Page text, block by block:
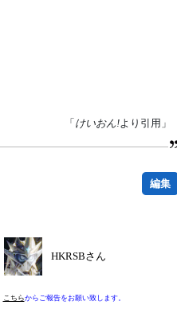
「 けいおん!より引用」
編集
HKRSBさん
こちらからご報告をお願い致します。